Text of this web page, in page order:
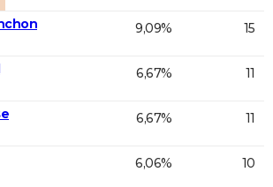
9,09% 15
6,67% 11
6,67% 11
6,06% 10